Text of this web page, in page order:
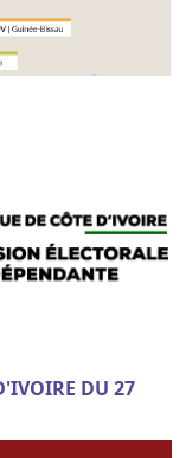
DU 27